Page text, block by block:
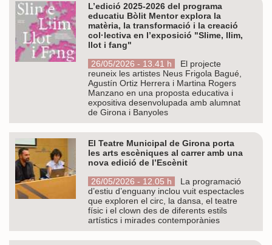
L’edició 2025-2026 del programa
educatiu Bòlit Mentor explora la
matèria, la transformació i la creació
col·lectiva en l’exposició "Slime, llim,
llot i fang"
26/05/2026 - 13.41 h
El projecte
reuneix les artistes Neus Frigola Bagué,
Agustín Ortiz Herrera i Martina Rogers
Manzano en una proposta educativa i
expositiva desenvolupada amb alumnat
de Girona i Banyoles
El Teatre Municipal de Girona porta
les arts escèniques al carrer amb una
nova edició de l’Escènit
26/05/2026 - 12.05 h
La programació
d’estiu d’enguany inclou vuit espectacles
que exploren el circ, la dansa, el teatre
físic i el clown des de diferents estils
artístics i mirades contemporànies